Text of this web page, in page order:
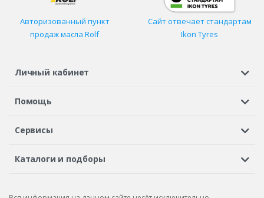
Авторизованный пункт
продаж масла Rolf
Сайт отвечает стандартам
Ikon Tyres
Личный кабинет
Регистрация или вход
Помощь
Шины в кредит
Сервисы
Автосервисы
Бонусная программа
Каталоги и подборы